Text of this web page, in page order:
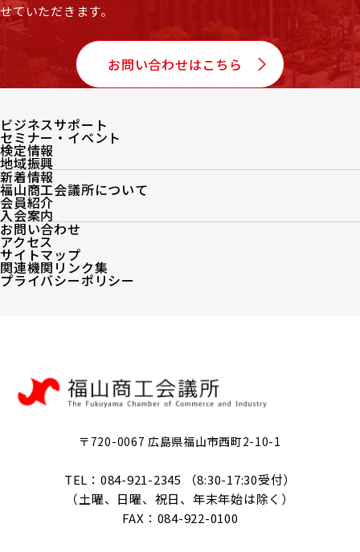
せていただきます。
お問い合わせはこちら
ビジネスサポート
セミナー・イベント
検定情報
地域振興
新着情報
福山商工会議所について
会員紹介
入会案内
お問い合わせ
アクセス
サイトマップ
関連機関リンク集
プライバシーポリシー
〒720-0067 広島県福山市西町2-10-1
TEL：084-921-2345 （8:30-17:30受付）
（土曜、日曜、祝日、年末年始は除く）
FAX：084-922-0100